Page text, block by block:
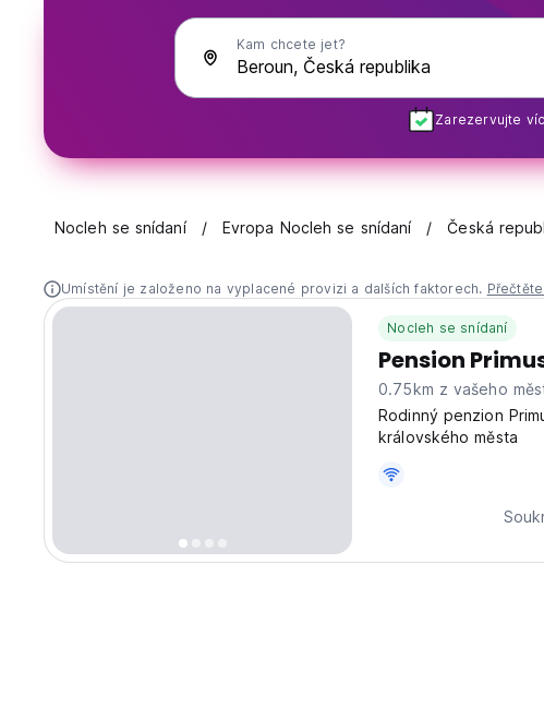
Kam chcete jet?
Zarezervujte
Nocleh se snídaní Evropa Nocleh se snídaní Česká
Umístění je založeno na vyplacené provizi a dalších faktorech.
Nocleh se snídaní
Pension
0.75km z vašeho
Rodinný penzion
královského města